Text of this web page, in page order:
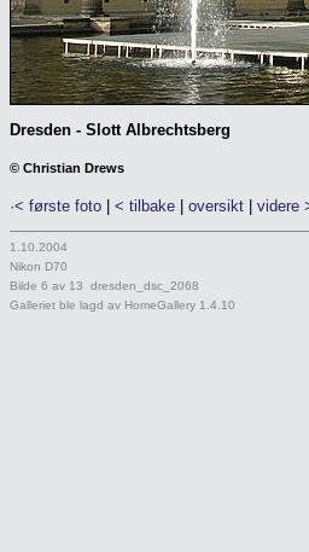
Dresden - Slott Albrechtsberg
© Christian Drews
·< første foto < tilbake oversikt videre
1.10.2004
Nikon D70
Bilde 6 av 13 dresden_dsc_2068
Galleriet ble lagd av HomeGallery 1.4.10